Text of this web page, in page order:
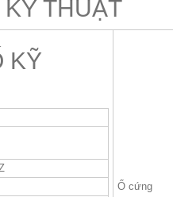
THUẬT
KỸ
Ổ cứng